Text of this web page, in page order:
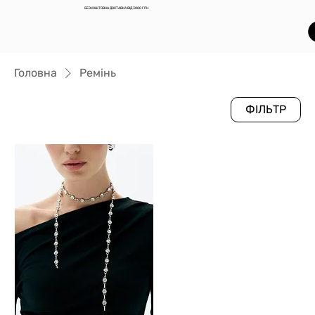
БЕЗКОШТОВНА ДОСТАВКА ВІД 3000 ГРН
Головна Ремінь
ФІЛЬТР